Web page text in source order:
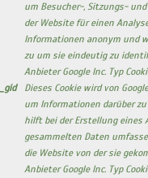
um Besucher-, Sitzungs-
der Website für einen
Informationen anonym und
zu um sie eindeutig zu
Anbieter Google Inc. Typ
_gid
Dieses Cookie wird von
um Informationen darüber
hilft bei der Erstellung eines
gesammelten Daten
die Website von der sie
Anbieter Google Inc. Typ